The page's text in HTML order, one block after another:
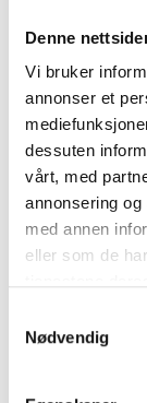
Denne
Vi bruker
annonser et
dessuten
vårt, med
annonsering
med annen
eller som de
Nødvendig
1744
21x102mm